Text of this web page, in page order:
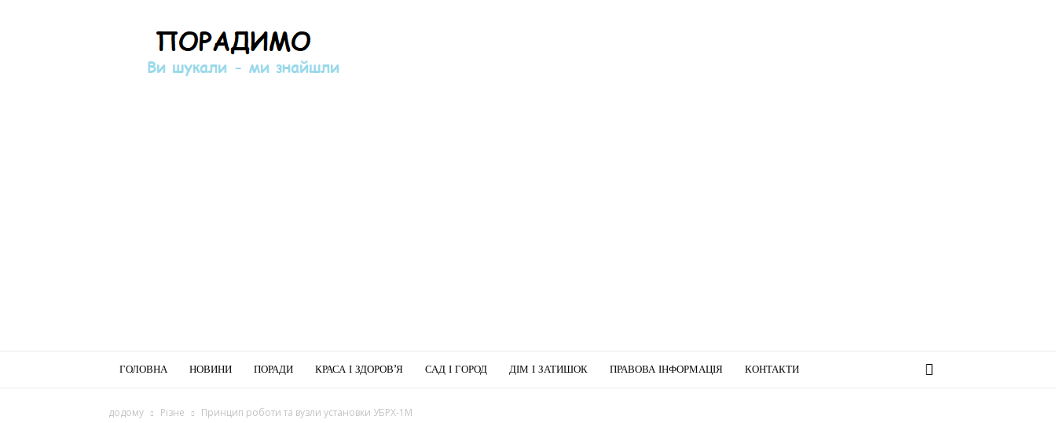
Порадимо
ГОЛОВНА НОВИНИ ПОРАДИ КРАСА І ЗДОРОВ’Я САД І ГОРОД ДІМ І ЗАТИШОК ПРАВОВА ІНФОРМАЦІЯ КОНТАКТИ
додому Різне Принцип роботи та вузли установки УБРХ-1М